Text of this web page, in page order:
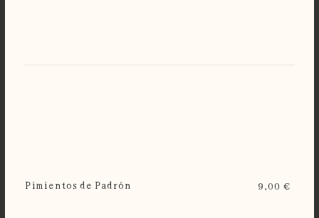
Pimientos de Padrón 9,00 €